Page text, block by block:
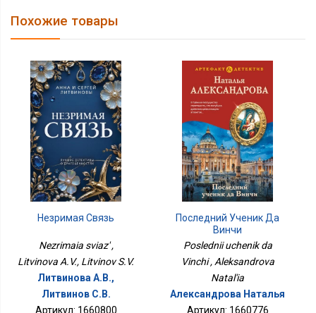
Похожие товары
Незримая Связь
Nezrimaia sviaz' ,
Litvinova A.V., Litvinov S.V.
Литвинова А.В.,
Литвинов С.В.
Артикул: 1660800
Последний Ученик Да
Винчи
Poslednii uchenik da
Vinchi , Aleksandrova
Natal'ia
Александрова Наталья
Артикул: 1660776